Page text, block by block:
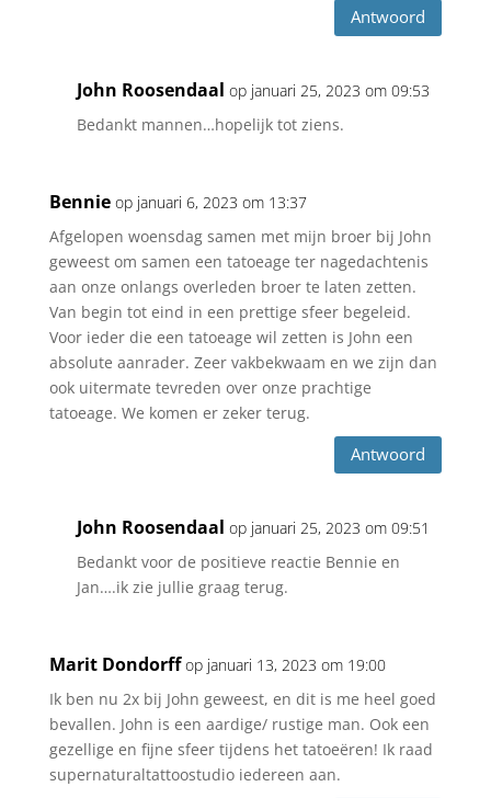
Antwoord
John Roosendaal op januari 25, 2023 om 09:53
Bedankt mannen…hopelijk tot ziens.
Bennie op januari 6, 2023 om 13:37
Afgelopen woensdag samen met mijn broer bij John
geweest om samen een tatoeage ter nagedachtenis
aan onze onlangs overleden broer te laten zetten.
Van begin tot eind in een prettige sfeer begeleid.
Voor ieder die een tatoeage wil zetten is John een
absolute aanrader. Zeer vakbekwaam en we zijn dan
ook uitermate tevreden over onze prachtige
tatoeage. We komen er zeker terug.
Antwoord
John Roosendaal op januari 25, 2023 om 09:51
Bedankt voor de positieve reactie Bennie en
Jan….ik zie jullie graag terug.
Marit Dondorff op januari 13, 2023 om 19:00
Ik ben nu 2x bij John geweest, en dit is me heel goed
bevallen. John is een aardige/ rustige man. Ook een
gezellige en fijne sfeer tijdens het tatoeëren! Ik raad
supernaturaltattoostudio iedereen aan.